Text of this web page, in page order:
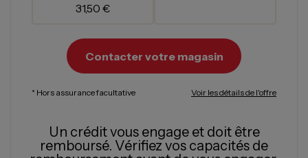
31,50 €
Contacter votre magasin
* Hors assurance facultative Voir les détails de l'offre
Un crédit vous engage et doit être
remboursé. Vérifiez vos capacités de